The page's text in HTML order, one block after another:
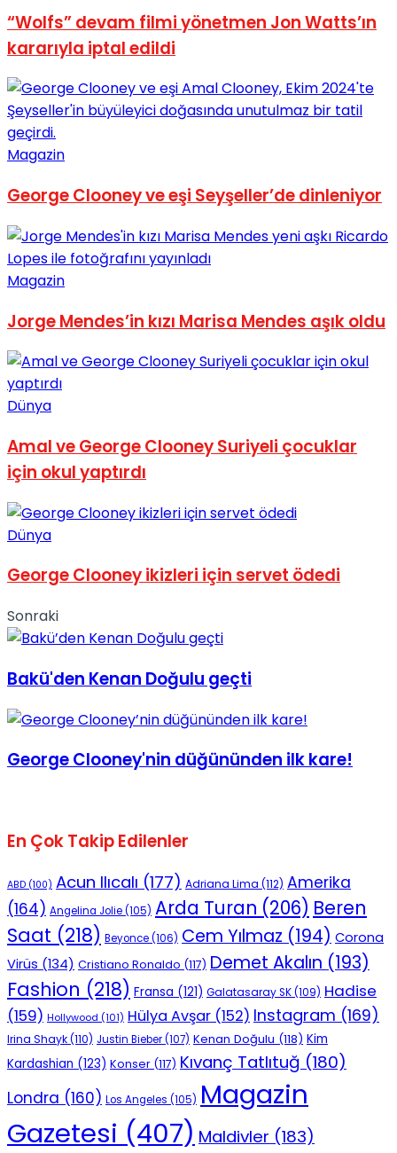
“Wolfs” devam filmi yönetmen Jon Watts’ın
kararıyla iptal edildi
Magazin
George Clooney ve eşi Seyşeller’de dinleniyor
Magazin
Jorge Mendes’in kızı Marisa Mendes aşık oldu
Dünya
Amal ve George Clooney Suriyeli çocuklar
için okul yaptırdı
Dünya
George Clooney ikizleri için servet ödedi
Sonraki
Bakü'den Kenan Doğulu geçti
George Clooney'nin düğününden ilk kare!
En Çok Takip Edilenler
ABD (100) Acun Ilıcalı (177) Adriana Lima (112) Amerika
(164) Angelina Jolie(105) Arda Turan (206) Beren
Saat (218) Beyonce(106) Cem Yılmaz (194) Corona
Virüs (134) Cristiano Ronaldo (117) Demet Akalın (193)
Fashion (218) Fransa (121) Galatasaray SK(109) Hadise
(159) Hollywood (101) Hülya Avşar (152) Instagram (169)
Irina Shayk(110) Justin Bieber(107) Kenan Doğulu (118) Kim
Kardashian (123) Konser (117) Kıvanç Tatlıtuğ(180)
Londra (160) Los Angeles (105) Magazin
Gazetesi (407) Maldivler(183)